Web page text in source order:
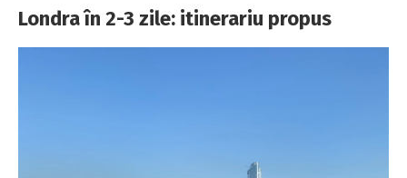
Londra în 2-3 zile: itinerariu propus